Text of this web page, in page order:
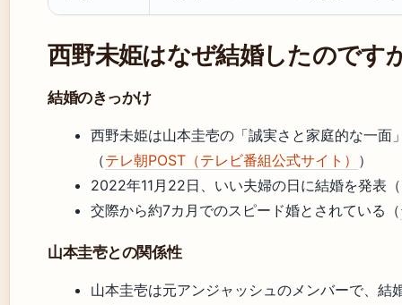
西野未姫はなぜ結婚したのです
結婚のきっかけ
西野未姫は山本圭壱の「誠実さと家庭的な一
（テレ朝POST（テレビ番組公式サイト） ）
2022年11月22日、いい夫婦の日に結婚を発表
交際から約7カ月でのスピード婚とされている（
山本圭壱との関係性
山本圭壱は元アンジャッシュのメンバーで、